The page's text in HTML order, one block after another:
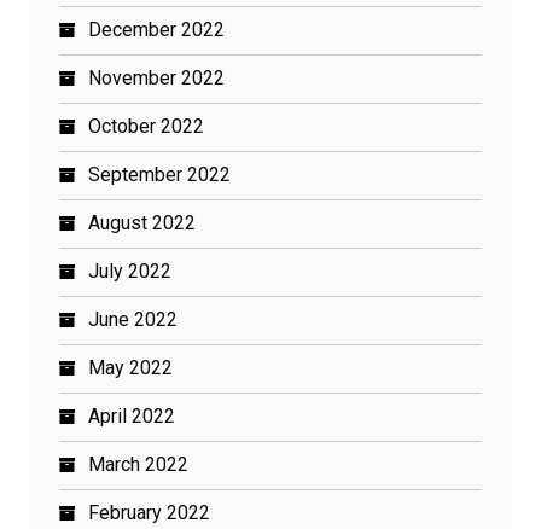
December 2022
November 2022
October 2022
September 2022
August 2022
July 2022
June 2022
May 2022
April 2022
March 2022
February 2022